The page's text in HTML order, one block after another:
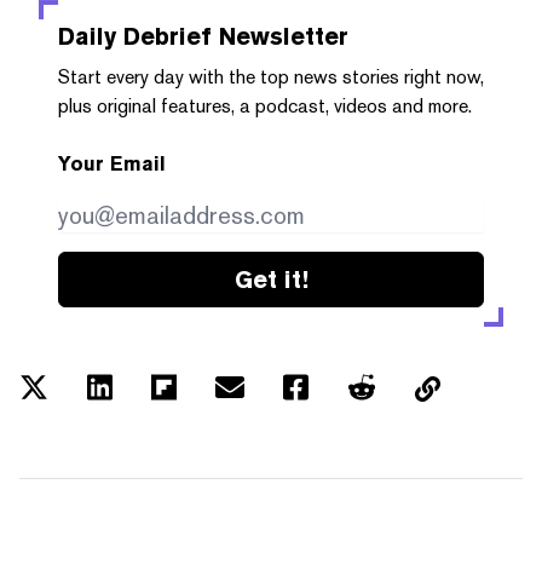
Daily Debrief Newsletter
Start every day with the top news stories right now,
plus original features, a podcast, videos and more.
Your Email
Get it!